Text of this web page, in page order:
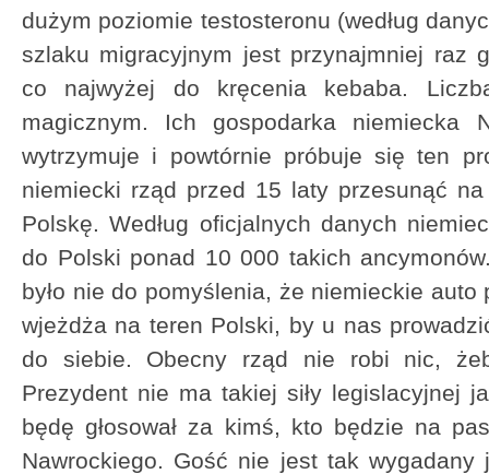
dużym poziomie testosteronu (według
szlaku migracyjnym jest przynajmniej raz
co najwyżej do kręcenia kebaba.
magicznym. Ich gospodarka niemiecka
wytrzymuje i powtórnie próbuje się ten
niemiecki rząd przed 15 laty przesunąć na
Polskę. Według oficjalnych danych
do Polski ponad 10 000 takich
było nie do pomyślenia, że niemieckie
wjeżdża na teren Polski, by u nas
do siebie. Obecny rząd nie robi nic,
Prezydent nie ma takiej siły legislacyjnej
będę głosował za kimś, kto będzie na
Nawrockiego. Gość nie jest tak wygadany